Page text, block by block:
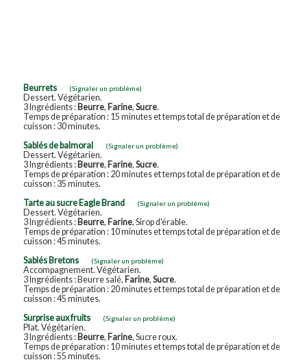
Beurrets (Signaler un problème)
Dessert. Végétarien.
3 Ingrédients : Beurre, Farine, Sucre.
Temps de préparation : 15 minutes et temps total de préparation et de
cuisson : 30 minutes.
Sablés de balmoral
(Signaler un problème)
Dessert. Végétarien.
3 Ingrédients : Beurre, Farine, Sucre.
Temps de préparation : 20 minutes et temps total de préparation et de
cuisson : 35 minutes.
Tarte au sucre Eagle Brand
(Signaler un problème)
Dessert. Végétarien.
3 Ingrédients : Beurre, Farine, Sirop d'érable.
Temps de préparation : 10 minutes et temps total de préparation et de
cuisson : 45 minutes.
Sablés Bretons
(Signaler un problème)
Accompagnement. Végétarien.
3 Ingrédients : Beurre salé, Farine, Sucre.
Temps de préparation : 20 minutes et temps total de préparation et de
cuisson : 45 minutes.
Surprise aux fruits
(Signaler un problème)
Plat. Végétarien.
3 Ingrédients : Beurre, Farine, Sucre roux.
Temps de préparation : 10 minutes et temps total de préparation et de
cuisson : 55 minutes.